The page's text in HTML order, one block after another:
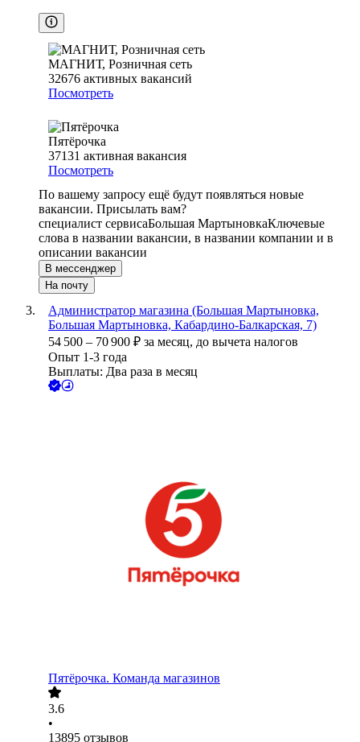
МАГНИТ, Розничная сеть
32676 активных вакансий
Посмотреть
Пятёрочка
37131 активная вакансия
Посмотреть
По вашему запросу ещё будут появляться новые
вакансии. Присылать вам?
специалист сервисаБольшая МартыновкаКлючевые
слова в названии вакансии, в названии компании и в
описании вакансии
В мессенджер
На почту
Администратор магазина (Большая Мартыновка,
Большая Мартыновка, Кабардино-Балкарская, 7)
54 500 – 70 900 ₽ за месяц, до вычета налогов
Опыт 1-3 года
Выплаты: Два раза в месяц
Пятёрочка. Команда магазинов
3.6
•
13895 отзывов